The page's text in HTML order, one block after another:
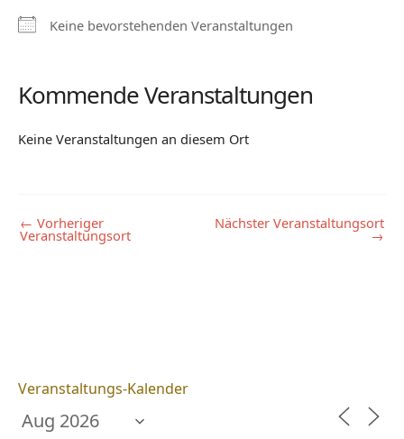
Keine bevorstehenden Veranstaltungen
Kommende Veranstaltungen
Keine Veranstaltungen an diesem Ort
← Vorheriger
Veranstaltungsort
Nächster Veranstaltungsort
→
Veranstaltungs-Kalender